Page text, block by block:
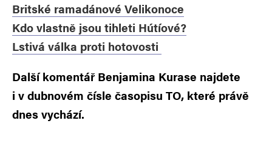
Britské ramadánové Velikonoce
Kdo vlastně jsou tihleti Hútíové?
Lstivá válka proti hotovosti
Další komentář Benjamina Kurase najdete
i v dubnovém čísle časopisu TO, které právě
dnes vychází.